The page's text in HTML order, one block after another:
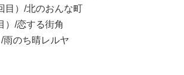
目）/北のおんな町
）/恋する街角
雨のち晴レルヤ